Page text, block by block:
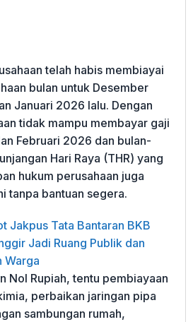
telah habis membiayai
bulan untuk Desember
Januari 2026 lalu. Dengan
tidak mampu membayar gaji
Februari 2026 dan bulan-
Hari Raya (THR) yang
hukum perusahaan juga
tanpa bantuan segera.
Jakpus Tata Bantaran BKB
Jadi Ruang Publik dan
Warga
Nol Rupiah, tentu pembiayaan
perbaikan jaringan pipa
sambungan rumah,